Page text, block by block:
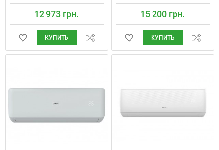
12 973 грн.
КУПИТЬ
15 200 грн.
КУПИТЬ